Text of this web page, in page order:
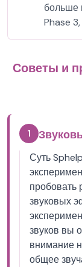
больше
Phase
Советы и
1
Суть
пробовать
звуковых
звуков вы
внимание
общее